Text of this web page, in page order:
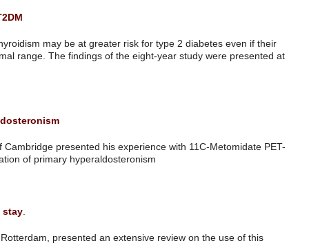
Hypothyroidism May Increase Risk Of T2DM
New research suggests people with hypothyroidism may be at
thyroid hormone levels are kept within normal range. The findings of
Functional imaging for Primary Hyperaldosteronism
Andrew Powlson MD from the University of Cambridge presented his
CT as an alternative to AVS in the lateralization of primary
Measurement of Hair Cortisol is here to stay
Elisabeth van Rossum from Erasmus MC, Rotterdam, presented an